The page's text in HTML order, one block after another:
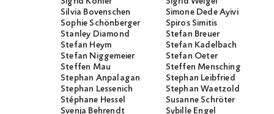
Silvia Bovenschen
Simone Dede Ayivi
Sophie Schönberger
Spiros Simitis
Stanley Diamond
Stefan Breuer
Stefan Heym
Stefan Kadelbach
Stefan Niggemeier
Stefan Oeter
Steffen Mau
Steffen Mensching
Stephan Anpalagan
Stephan Leibfried
Stephan Lessenich
Stephan Waetzold
Stéphane Hessel
Susanne Schröter
Svenja Behrendt
Sybille Engel